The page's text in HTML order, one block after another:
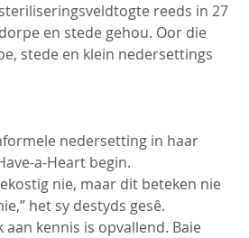
steriliseringsveldtogte reeds in 27
dorpe en stede gehou. Oor die
stede en klein nedersettings
nedersetting in haar
a-Heart begin.
nie, maar dit beteken nie
het sy destyds gesê.
kennis is opvallend. Baie